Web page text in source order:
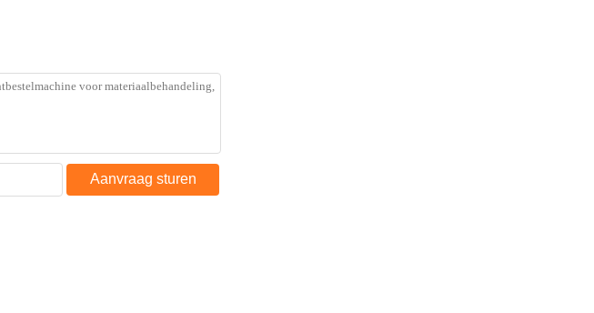
Aanvraag sturen